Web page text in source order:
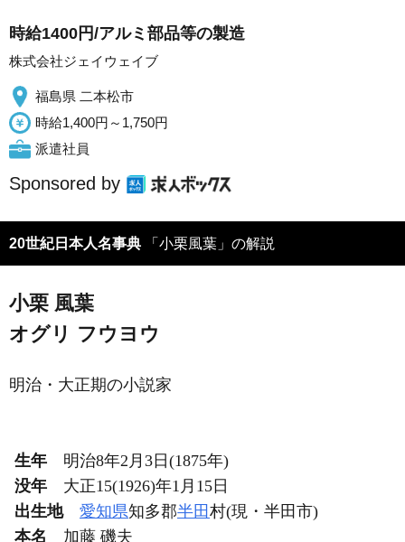
時給1400円/アルミ部品等の製造
株式会社ジェイウェイブ
福島県 二本松市
時給1,400円～1,750円
派遣社員
Sponsored by
20世紀日本人名事典 「小栗風葉」の解説
小栗 風葉
オグリ フウヨウ
明治・大正期の小説家
生年
明治8年2月3日(1875年)
没年
大正15(1926)年1月15日
出生地
愛知県知多郡半田 村(現・半田市)
本名
加藤 磯夫